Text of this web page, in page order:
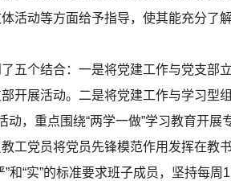
活动等方面给予指导，使其能充分了
个结合：一是将党建工作与党支部
开展活动。二是将党建工作与学习型
动，重点围绕“两学一做”学习教育开
工党员将党员先锋模范作用发挥在教
和“实”的标准要求班子成员，坚持每